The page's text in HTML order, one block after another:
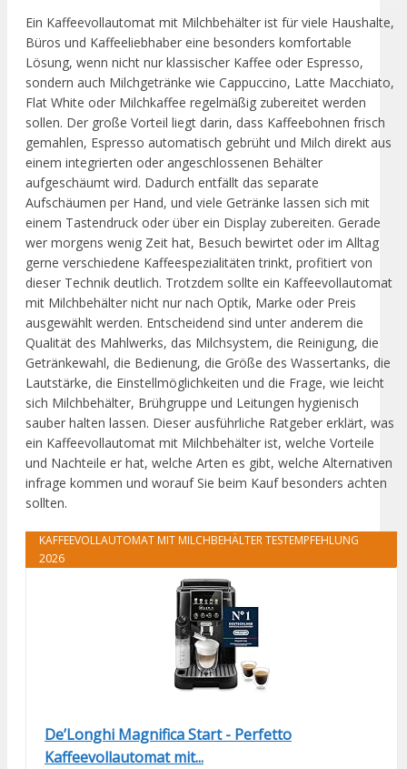
Ein Kaffeevollautomat mit Milchbehälter ist für viele Haushalte,
Büros und Kaffeeliebhaber eine besonders komfortable
Lösung, wenn nicht nur klassischer Kaffee oder Espresso,
sondern auch Milchgetränke wie Cappuccino, Latte Macchiato,
Flat White oder Milchkaffee regelmäßig zubereitet werden
sollen. Der große Vorteil liegt darin, dass Kaffeebohnen frisch
gemahlen, Espresso automatisch gebrüht und Milch direkt aus
einem integrierten oder angeschlossenen Behälter
aufgeschäumt wird. Dadurch entfällt das separate
Aufschäumen per Hand, und viele Getränke lassen sich mit
einem Tastendruck oder über ein Display zubereiten. Gerade
wer morgens wenig Zeit hat, Besuch bewirtet oder im Alltag
gerne verschiedene Kaffeespezialitäten trinkt, profitiert von
dieser Technik deutlich. Trotzdem sollte ein Kaffeevollautomat
mit Milchbehälter nicht nur nach Optik, Marke oder Preis
ausgewählt werden. Entscheidend sind unter anderem die
Qualität des Mahlwerks, das Milchsystem, die Reinigung, die
Getränkewahl, die Bedienung, die Größe des Wassertanks, die
Lautstärke, die Einstellmöglichkeiten und die Frage, wie leicht
sich Milchbehälter, Brühgruppe und Leitungen hygienisch
sauber halten lassen. Dieser ausführliche Ratgeber erklärt, was
ein Kaffeevollautomat mit Milchbehälter ist, welche Vorteile
und Nachteile er hat, welche Arten es gibt, welche Alternativen
infrage kommen und worauf Sie beim Kauf besonders achten
sollten.
KAFFEEVOLLAUTOMAT MIT MILCHBEHÄLTER TESTEMPFEHLUNG
2026
De’Longhi Magnifica Start - Perfetto
Kaffeevollautomat mit...